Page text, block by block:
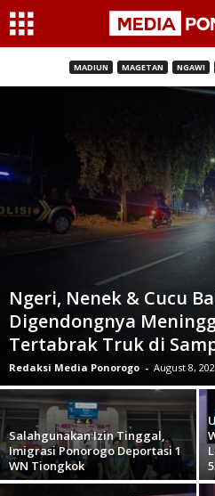
MADIUN MAGETAN NGAWI
Ngeri, Nenek & Cucu
Digendongnya
Tertabrak Truk di
Redaksi Media Ponorogo - August 8,
Salahgunakan Izin Tinggal,
Imigrasi Ponorogo Deportasi 1
WN Tiongkok